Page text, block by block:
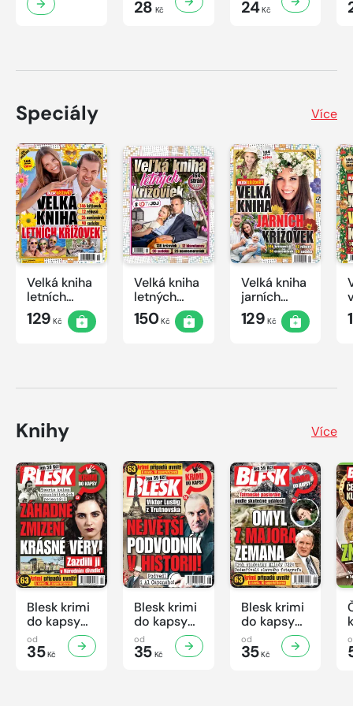
28 Kč 24Kč
Speciály Více
Velká kniha
letních
křížovek
2026
129 Kč
Velká kniha
letných
krížoviek s
TV JOJ
150Kč
Velká kniha
jarních
křížovek
2026
129 Kč
Knihy Více
Blesk krimi
do kapsy
č.7/2026
od
35Kč
Blesk krimi
do kapsy
č.6/2026
od
35Kč
Blesk krimi
do kapsy
č.5/2026
od
35Kč